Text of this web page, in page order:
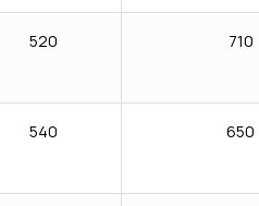
520 710
540 650